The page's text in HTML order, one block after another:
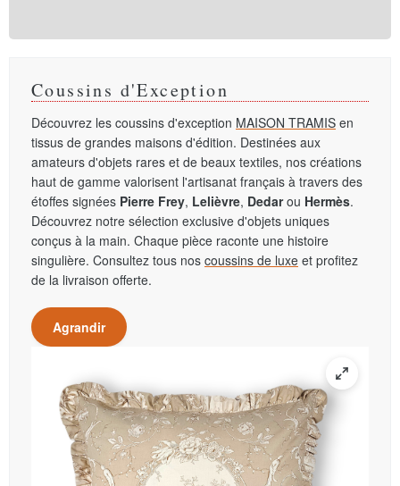
Coussins d'Exception
Découvrez les coussins d'exception MAISON TRAMIS en
tissus de grandes maisons d'édition. Destinées aux
amateurs d'objets rares et de beaux textiles, nos créations
haut de gamme valorisent l'artisanat français à travers des
étoffes signées Pierre Frey, Lelièvre, Dedarou Hermès.
Découvrez notre sélection exclusive d'objets uniques
conçus à la main. Chaque pièce raconte une histoire
singulière. Consultez tous nos coussins de luxe et profitez
de la livraison offerte.
Agrandir